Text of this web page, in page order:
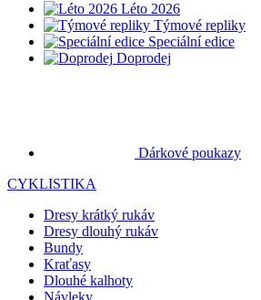
Léto 2026
Týmové repliky
Speciální edice
Doprodej
Dresy dlouhý rukáv
Kraťasy
Návleky
Rukavice